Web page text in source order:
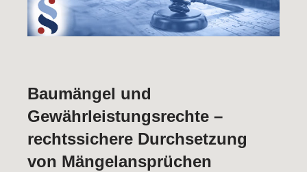
Baumängel und
Gewährleistungsrechte –
rechtssichere Durchsetzung
von Mängelansprüchen